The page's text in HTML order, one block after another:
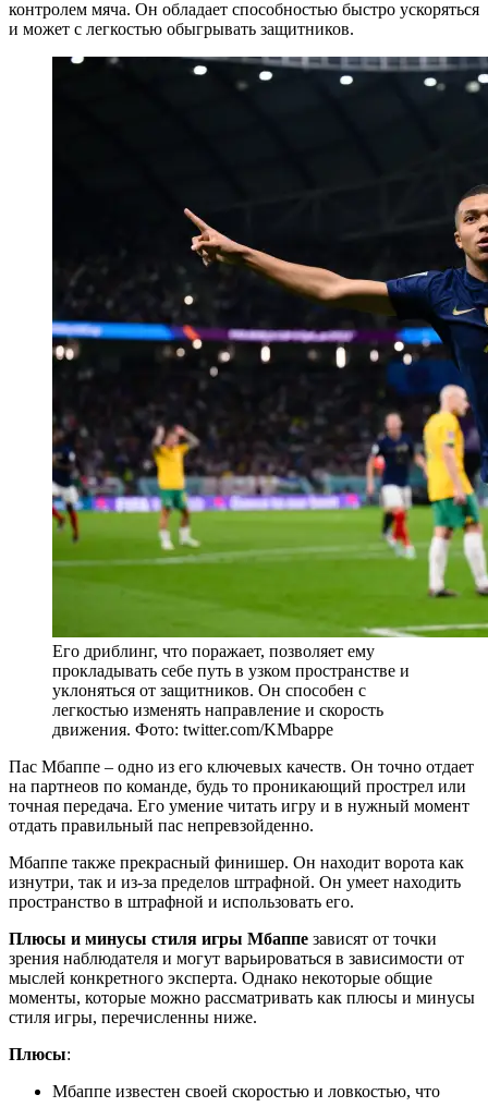
контролем мяча. Он обладает способностью быстро ускоряться
и может с легкостью обыгрывать защитников.
Его дриблинг, что поражает, позволяет ему
прокладывать себе путь в узком пространстве и
уклоняться от защитников. Он способен с
легкостью изменять направление и скорость
движения. Фото: twitter.com/KMbappe
Пас Мбаппе – одно из его ключевых качеств. Он точно отдает
на партнеов по команде, будь то проникающий прострел или
точная передача. Его умение читать игру и в нужный момент
отдать правильный пас непревзойденно.
Мбаппе также прекрасный финишер. Он находит ворота как
изнутри, так и из-за пределов штрафной. Он умеет находить
пространство в штрафной и использовать его.
Плюсы и минусы стиля игры Мбаппе зависят от точки
зрения наблюдателя и могут варьироваться в зависимости от
мыслей конкретного эксперта. Однако некоторые общие
моменты, которые можно рассматривать как плюсы и минусы
стиля игры, перечисленны ниже.
Плюсы:
Мбаппе известен своей скоростью и ловкостью, что